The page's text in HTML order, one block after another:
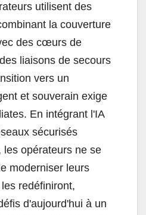
utilisent des
la couverture
des cœurs de
liaisons de secours
vers un
et souverain exige
En intégrant l'IA
sécurisés
les opérateurs ne se
moderniser leurs
redéfiniront,
d'aujourd'hui à un